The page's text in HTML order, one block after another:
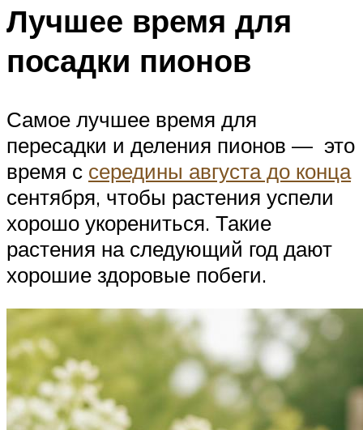
Лучшее время для
посадки пионов
Самое лучшее время для
пересадки и деления пионов — это
время с середины августа до конца
сентября, чтобы растения успели
хорошо укорениться. Такие
растения на следующий год дают
хорошие здоровые побеги.